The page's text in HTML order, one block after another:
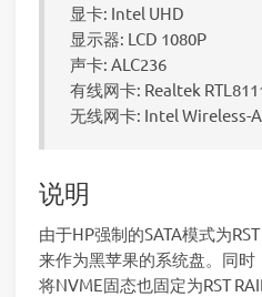
显卡: Intel UHD
显示器: LCD 1080P
声卡: ALC236
有线网卡: Realtek
无线网卡: Intel Wireless-
说明
由于HP强制的SATA模式为
来作为黑苹果的系统盘。同时
将NVME固态也固定为RST